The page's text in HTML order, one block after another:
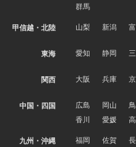
群馬
甲信越・北陸 山梨 新潟
東海 愛知 静岡
関西 大阪 兵庫
中国・四国 広島 岡山
香川
愛媛
九州・沖縄 福岡 佐賀